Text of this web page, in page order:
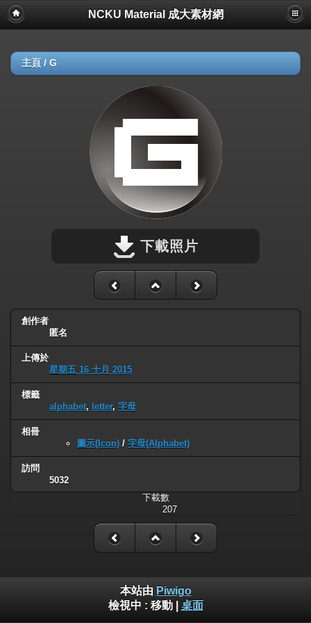
NCKU Material 成大素材網
主頁 / G
下載照片
創作者
匿名
上傳於
星期五 16 十月 2015
標籤
alphabet, letter, 字母
相冊
圖示(Icon) / 字母(Alphabet)
訪問
5032
下載數
207
本站由 Piwigo
檢視中 : 移動| 桌面